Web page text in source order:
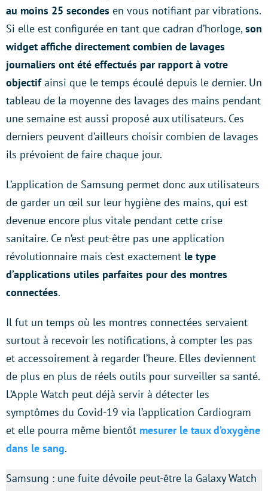
au moins 25 secondes en vous notifiant par vibrations.
Si elle est configurée en tant que cadran d’horloge,son
widget affiche directement combien de lavages
journaliers ont été effectués par rapport à votre
objectifainsi que le temps écoulé depuis le dernier. Un
tableau de la moyenne des lavages des mains pendant
une semaine est aussi proposé aux utilisateurs. Ces
derniers peuvent d’ailleurs choisir combien de lavages
ils prévoient de faire chaque jour.
L’application de Samsung permet donc aux utilisateurs
de garder un œil sur leur hygiène des mains, qui est
devenue encore plus vitale pendant cette crise
sanitaire. Ce n’est peut-être pas une application
révolutionnaire mais c’est exactement le type
d’applications utiles parfaites pour des montres
connectées.
Il fut un temps où les montres connectées servaient
surtout à recevoir les notifications, à compter les pas
et accessoirement à regarder l’heure. Elles deviennent
de plus en plus de réels outils pour surveiller sa santé.
L’Apple Watch peut déjà servir à détecter les
symptômes du Covid-19 via l’application Cardiogram
et elle pourra même bientôt mesurer le taux d’oxygène
dans le sang.
Samsung : une fuite dévoile peut-être la Galaxy Watch